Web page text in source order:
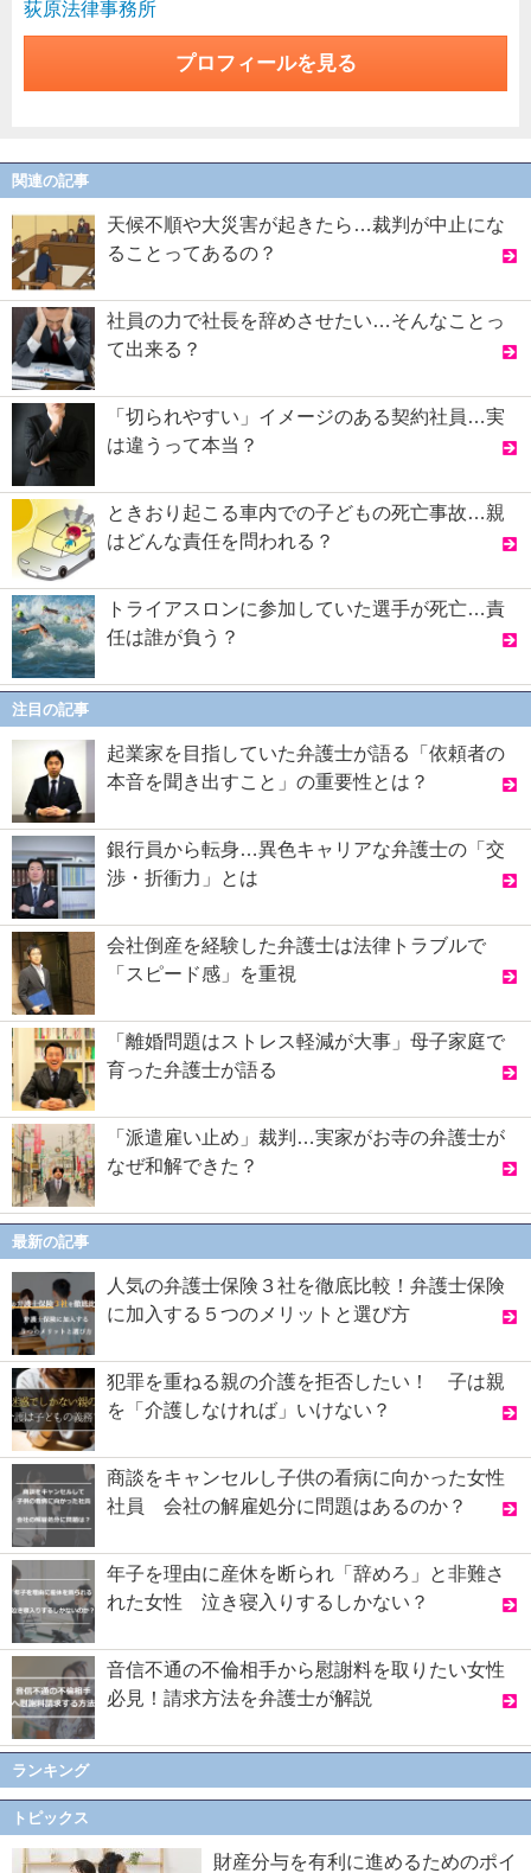
荻原法律事務所
プロフィールを見る
関連の記事
天候不順や大災害が起きたら…裁判が中止にな
ることってあるの？
社員の力で社長を辞めさせたい…そんなことっ
て出来る？
「切られやすい」イメージのある契約社員…実
は違うって本当？
ときおり起こる車内での子どもの死亡事故…親
はどんな責任を問われる？
トライアスロンに参加していた選手が死亡…責
任は誰が負う？
注目の記事
起業家を目指していた弁護士が語る「依頼者の
本音を聞き出すこと」の重要性とは？
銀行員から転身…異色キャリアな弁護士の「交
渉・折衝力」とは
会社倒産を経験した弁護士は法律トラブルで
「スピード感」を重視
「離婚問題はストレス軽減が大事」母子家庭で
育った弁護士が語る
「派遣雇い止め」裁判…実家がお寺の弁護士が
なぜ和解できた？
最新の記事
人気の弁護士保険３社を徹底比較！弁護士保険
に加入する５つのメリットと選び方
犯罪を重ねる親の介護を拒否したい！ 子は親
を「介護しなければ」いけない？
商談をキャンセルし子供の看病に向かった女性
社員 会社の解雇処分に問題はあるのか？
年子を理由に産休を断られ「辞めろ」と非難さ
れた女性 泣き寝入りするしかない？
音信不通の不倫相手から慰謝料を取りたい女性
必見！請求方法を弁護士が解説
ランキング
トピックス
財産分与を有利に進めるためのポイ